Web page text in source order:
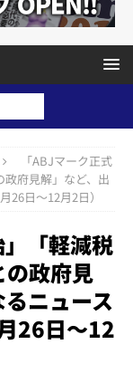
「ABJマーク正式
府見解」など、出
26日～12月2日）
」「軽減税
政府見
ニュース
26日～12